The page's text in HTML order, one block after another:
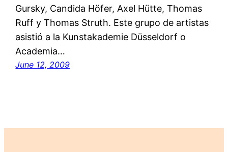
Gursky, Candida Höfer, Axel Hütte, Thomas
Ruff y Thomas Struth. Este grupo de artistas
asistió a la Kunstakademie Düsseldorf o
Academia…
June 12, 2009